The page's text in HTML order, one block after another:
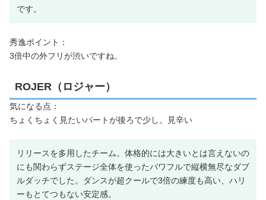
です。
秀逸ポイント：
3倍中の外フリが渋いですね。
ROJER（ロジャー）
気になる点：
ちょくちょく見たいパートが後ろで少し。見辛い
リリースを多用したチーム。体格的には大きいとは言えないの
にも関わらずステージ全体を使ったパワフルで縦横無尽なダブ
ルダッチでした。ダンスが超クールで3倍の練度も高い、ハリ
ーもとてつもない安定感。